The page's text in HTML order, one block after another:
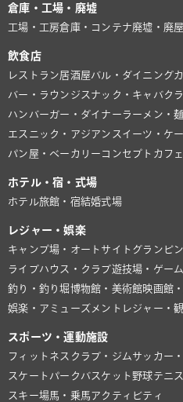
倉庫・工場・廃墟
工場・工房倉庫・コンテナ廃墟・廃屋
飲食店
レストラン居酒屋バル・ダイニング
バー・ラウンジ スナック・キャバク
ハンバーガー・ダイナーラーメン・
エスニック・アジアン スイーツ・ケ
パン屋・ベーカリー コンセプトカフ
ホテル・宿・式場
ホテル旅館・宿結婚式場
レジャー・娯楽
キャンプ場・オートサイト グランピ
ライブハウス・クラブ遊技場・ゲー
釣り・釣り堀博物館・美術館映画館
娯楽・アミューズメント レジャー・
スポーツ・運動施設
フィットネスクラブ・ジム サッカー
スケートパーク バスケット 野球テニス
スキー場馬・乗馬アクティビティ